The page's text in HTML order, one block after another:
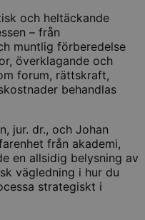
och heltäckande
– från
muntlig förberedelse
överklagande och
forum, rättskraft,
behandlas
jur. dr., och Johan
från akademi,
en allsidig belysning av
vägledning i hur du
strategiskt i